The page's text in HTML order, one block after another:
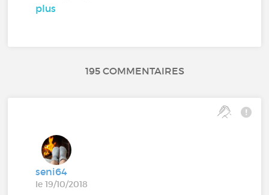
plus
195 COMMENTAIRES
seni64
le 19/10/2018